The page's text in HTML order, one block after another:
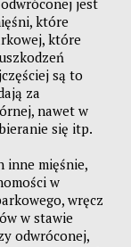
które
które
są to
za
nawet w
się itp.
inne mięśnie,
w
wręcz
w stawie
odwróconej,